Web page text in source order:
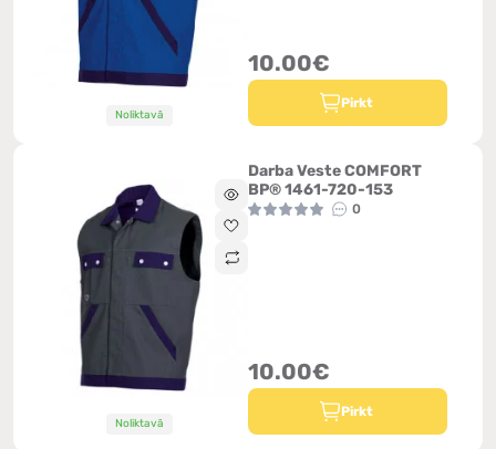
Noliktavā
10.00€
Pirkt
Noliktavā
Darba Veste COMFORT
BP® 1461-720-153
0
10.00€
Pirkt